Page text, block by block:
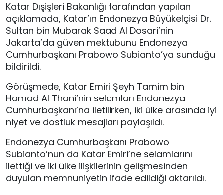
Katar Dışişleri Bakanlığı tarafından yapılan
açıklamada, Katar’ın Endonezya Büyükelçisi Dr.
Sultan bin Mubarak Saad Al Dosari’nin
Jakarta’da güven mektubunu Endonezya
Cumhurbaşkanı Prabowo Subianto’ya sunduğu
bildirildi.
Görüşmede, Katar Emiri Şeyh Tamim bin
Hamad Al Thani’nin selamları Endonezya
Cumhurbaşkanı’na iletilirken, iki ülke arasında iyi
niyet ve dostluk mesajları paylaşıldı.
Endonezya Cumhurbaşkanı Prabowo
Subianto’nun da Katar Emiri’ne selamlarını
ilettiği ve iki ülke ilişkilerinin gelişmesinden
duyulan memnuniyetin ifade edildiği aktarıldı.